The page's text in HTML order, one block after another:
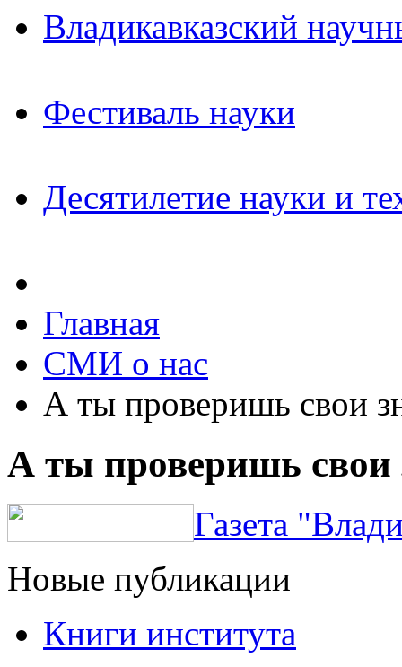
Владикавказский
Фестиваль науки
Десятилетие науки и
Главная
СМИ о нас
А ты проверишь свои
А ты проверишь свои
Газета
Новые публикации
Книги института